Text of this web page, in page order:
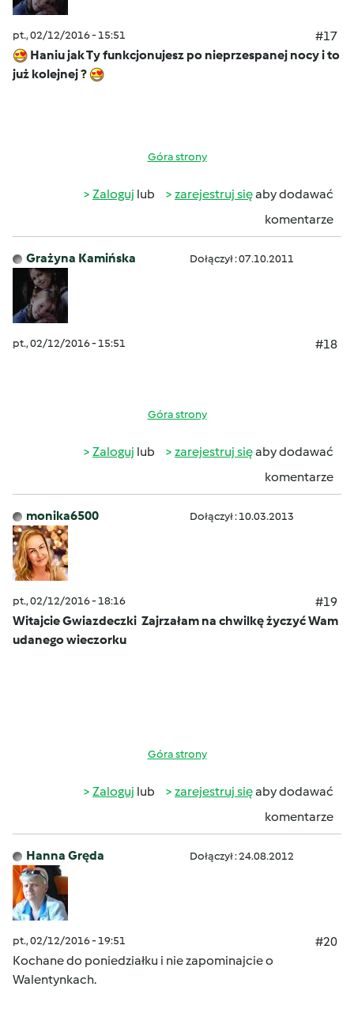
pt., 02/12/2016 - 15:51
#17
Haniu jak Ty funkcjonujesz po nieprzespanej nocy i to
już kolejnej ?
Góra strony
Zaloguj lub zarejestruj sięaby dodawać
komentarze
Grażyna Kamińska Dołączył : 07.10.2011
pt., 02/12/2016 - 15:51 #18
Góra strony
Zaloguj lub zarejestruj sięaby dodawać
komentarze
monika6500 Dołączył : 10.03.2013
pt., 02/12/2016 - 18:16
#19
Witajcie Gwiazdeczki Zajrzałam na chwilkę życzyć Wam
udanego wieczorku
Góra strony
Zaloguj lub zarejestruj sięaby dodawać
komentarze
Hanna Gręda Dołączył : 24.08.2012
pt., 02/12/2016 - 19:51
#20
Kochane do poniedziałku i nie zapominajcie o
Walentynkach.